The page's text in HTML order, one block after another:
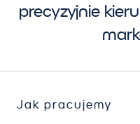
precyzyjnie
Jak pracujemy